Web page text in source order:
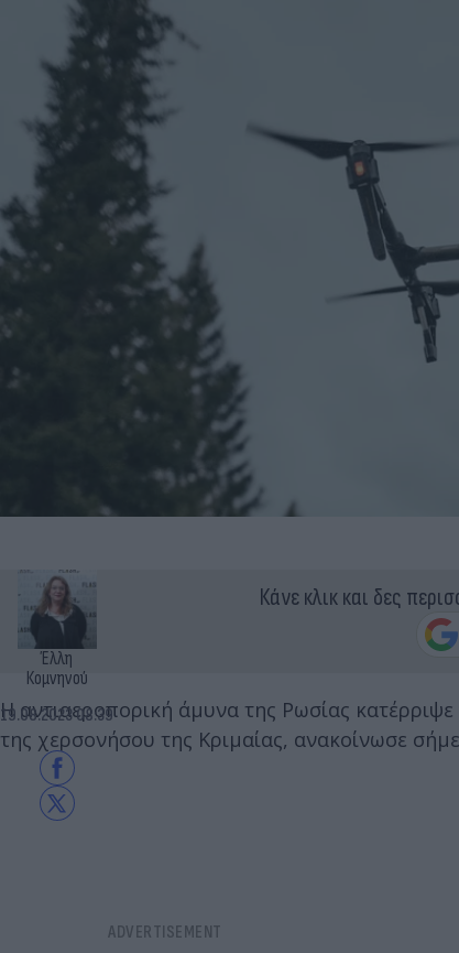
Έλλη
Κομνηνού
19.08.2023 08:39
Κάνε κλικ και δες
Η αντιαεροπορική άμυνα της Ρωσίας
της χερσονήσου της Κριμαίας, ανακοίνωσε